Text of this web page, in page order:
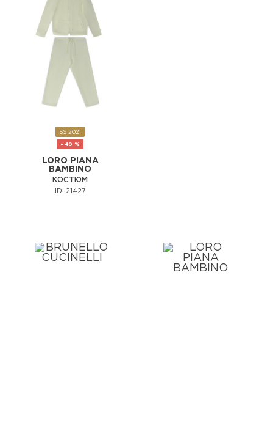
SS 2021
- 40 %
LORO PIANA
BAMBINO
КОСТЮМ
ID: 21427